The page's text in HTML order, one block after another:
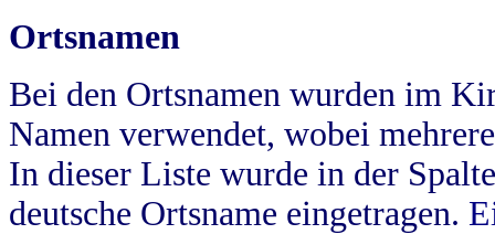
Ortsnamen
Bei den Ortsnamen wurden im
Namen verwendet, wobei
In dieser Liste wurde in der
deutsche Ortsname eingetragen.